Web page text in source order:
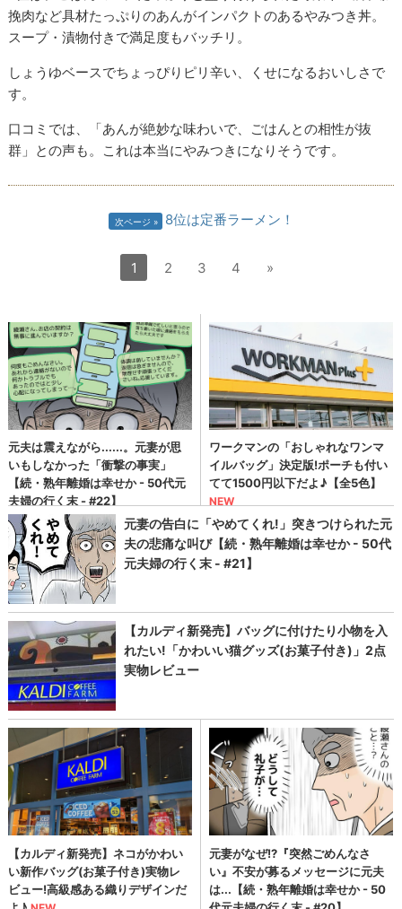
挽肉など具材たっぷりのあんがインパクトのあるやみつき丼。
スープ・漬物付きで満足度もバッチリ。
しょうゆベースでちょっぴりピリ辛い、くせになるおいしさで
す。
口コミでは、「あんが絶妙な味わいで、ごはんとの相性が抜
群」との声も。これは本当にやみつきになりそうです。
次ページ 8位は定番ラーメン！
1 2 3 4 »